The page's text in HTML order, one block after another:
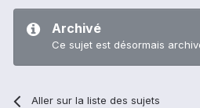
Archivé
Ce sujet est désormais
Aller sur la liste des sujets